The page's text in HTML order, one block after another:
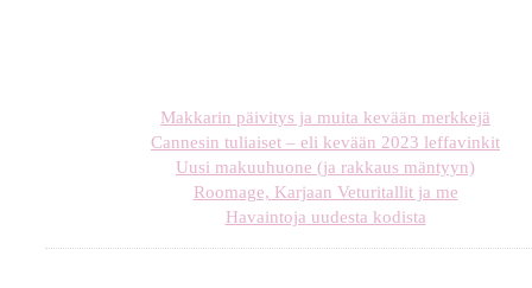
Makkarin päivitys ja muita kevään merkkejä
Cannesin tuliaiset – eli kevään 2023 leffavinkit
Uusi makuuhuone (ja rakkaus mäntyyn)
Roomage, Karjaan Veturitallit ja me
Havaintoja uudesta kodista